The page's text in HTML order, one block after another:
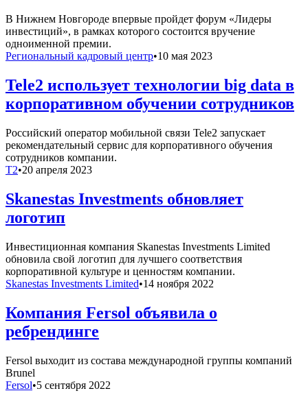
В Нижнем Новгороде впервые пройдет форум «Лидеры
инвестиций», в рамках которого состоится вручение
одноименной премии.
Региональный кадровый центр•10 мая 2023
Tele2 использует технологии big data в
корпоративном обучении сотрудников
Российский оператор мобильной связи Tele2 запускает
рекомендательный сервис для корпоративного обучения
сотрудников компании.
T2•20 апреля 2023
Skanestas Investments обновляет
логотип
Инвестиционная компания Skanestas Investments Limited
обновила свой логотип для лучшего соответствия
корпоративной культуре и ценностям компании.
Skanestas Investments Limited•14 ноября 2022
Компания Fersol объявила о
ребрендинге
Fersol выходит из состава международной группы компаний
Brunel
Fersol•5 сентября 2022